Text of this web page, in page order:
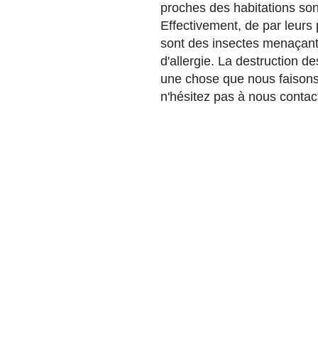
proches des habitations
Effectivement, de par leurs
sont des insectes
d'allergie. La destruction
une chose que nous
n'hésitez pas à nous